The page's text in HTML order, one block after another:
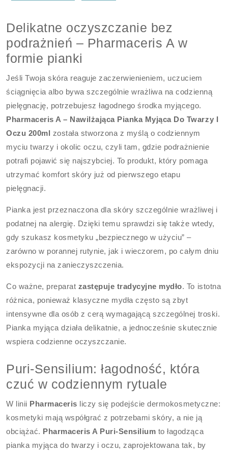
Delikatne oczyszczanie bez
podrażnień – Pharmaceris A w
formie pianki
Jeśli Twoja skóra reaguje zaczerwienieniem, uczuciem
ściągnięcia albo bywa szczególnie wrażliwa na codzienną
pielęgnację, potrzebujesz łagodnego środka myjącego.
Pharmaceris A – Nawilżająca Pianka Myjąca Do Twarzy I
Oczu 200ml została stworzona z myślą o codziennym
myciu twarzy i okolic oczu, czyli tam, gdzie podrażnienie
potrafi pojawić się najszybciej. To produkt, który pomaga
utrzymać komfort skóry już od pierwszego etapu
pielęgnacji.
Pianka jest przeznaczona dla skóry szczególnie wrażliwej i
podatnej na alergię. Dzięki temu sprawdzi się także wtedy,
gdy szukasz kosmetyku „bezpiecznego w użyciu” –
zarówno w porannej rutynie, jak i wieczorem, po całym dniu
ekspozycji na zanieczyszczenia.
Co ważne, preparat zastępuje tradycyjne mydło. To istotna
różnica, ponieważ klasyczne mydła często są zbyt
intensywne dla osób z cerą wymagającą szczególnej troski.
Pianka myjąca działa delikatnie, a jednocześnie skutecznie
wspiera codzienne oczyszczanie.
Puri-Sensilium: łagodność, która
czuć w codziennym rytuale
W linii Pharmaceris liczy się podejście dermokosmetyczne:
kosmetyki mają współgrać z potrzebami skóry, a nie ją
obciążać. Pharmaceris A Puri-Sensilium to łagodząca
pianka myjąca do twarzy i oczu, zaprojektowana tak, by